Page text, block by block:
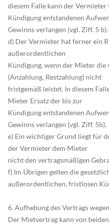
diesem Falle kann der
Kündigung entstandenen
Gewinns verlangen (vgl. Ziff. 5 b).
d) Der Vermieter hat ferner ein
außerordentlichen
Kündigung, wenn der Mieter die
(Anzahlung, Restzahlung) nicht
fristgemäß leistet. In diesem
Mieter Ersatz der bis zur
Kündigung entstandenen
Gewinns verlangen (vgl. Ziff. 5b).
e) Ein wichtiger Grund liegt für
der Vermieter dem Mieter
nicht den vertragsmäßigen
f) Im Übrigen gelten die
außerordentlichen, fristlosen
6. Aufhebung des Vertrags
Der Mietvertrag kann von